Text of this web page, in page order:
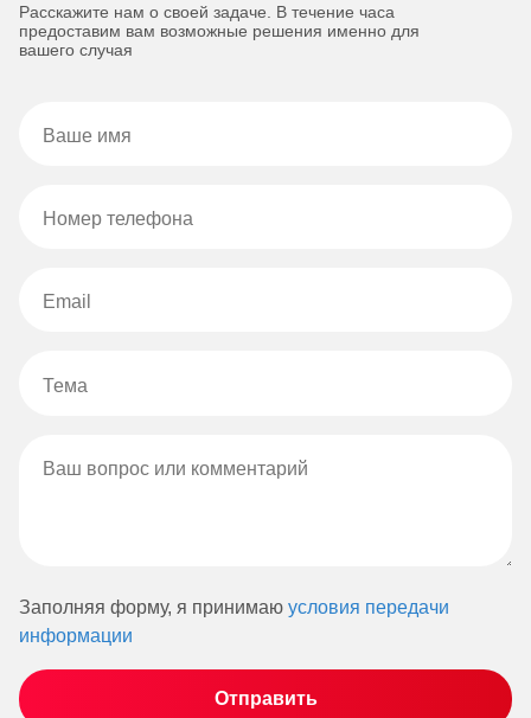
Расскажите нам о своей задаче. В течение часа
предоставим вам возможные решения именно для
вашего случая
Заполняя форму, я принимаю условия передачи
информации